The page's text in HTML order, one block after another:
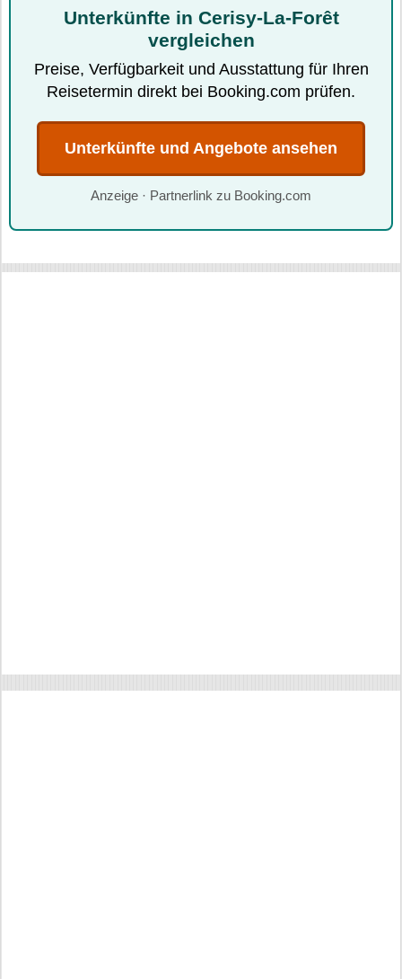
Unterkünfte in Cerisy-La-Forêt
vergleichen
Preise, Verfügbarkeit und Ausstattung für Ihren
Reisetermin direkt bei Booking.com prüfen.
Unterkünfte und Angebote ansehen
Anzeige · Partnerlink zu Booking.com